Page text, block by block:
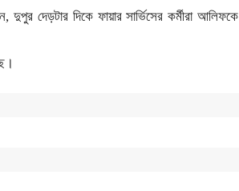
দুপুর দেড়টার দিকে ফায়ার সার্ভিসের কর্মীরা আলিফকে